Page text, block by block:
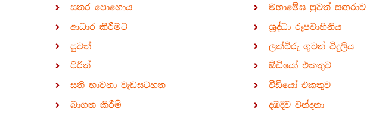
සතර පොහොය
ආධාර කිරීමට
පුවත්
පිරිත්
සති භාවනා වැඩසටහන
බාගත කිරීම්
මහාමේඝ පුවත් සඟරාව
ශ්‍රද්ධා රූපවාහිනිය
ලක්විරු ගුවන් විදුලිය
ඕඩියෝ එකතුව
වීඩියෝ එකතුව
දඹදිව වන්දනා